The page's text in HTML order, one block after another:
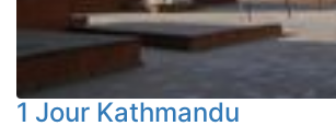
1 Jour Kathmandu